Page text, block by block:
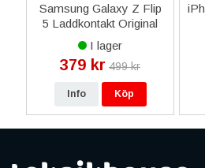
Samsung Galaxy Z Flip
5 Laddkontakt Original
I lager
379 kr 499 kr
Info Köp